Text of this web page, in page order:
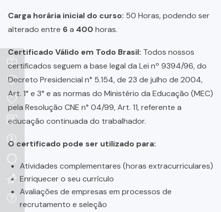
Carga horária inicial do curso: 50 Horas, podendo ser
alterado entre 6a 400 horas.
Certificado Válido em Todo Brasil: Todos nossos
certificados seguem a base legal da Lei nº 9394/96, do
Decreto Presidencial n° 5.154, de 23 de julho de 2004,
Art. 1° e 3° e as normas do Ministério da Educação (MEC)
pela Resolução CNE n° 04/99, Art. 11, referente a
educação continuada do trabalhador.
O certificado pode ser utilizado para:
Atividades complementares (horas extracurriculares)
Enriquecer o seu currículo
Avaliações de empresas em processos de
recrutamento e seleção